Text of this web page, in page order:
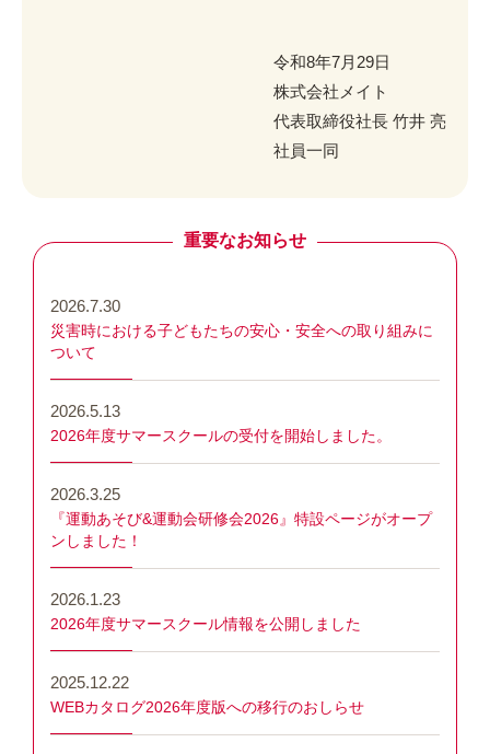
令和8年7月29日
株式会社メイト
代表取締役社長 竹井 亮
社員一同
2026.7.30
災害時における子どもたちの安心・安全への取り組みに
ついて
2026.5.13
2026年度サマースクールの受付を開始しました。
2026.3.25
『運動あそび&運動会研修会2026』特設ページがオープ
ンしました！
2026.1.23
2026年度サマースクール情報を公開しました
2025.12.22
WEBカタログ2026年度版への移行のおしらせ